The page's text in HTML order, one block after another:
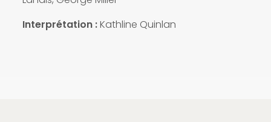
Interprétation :Kathline Quinlan